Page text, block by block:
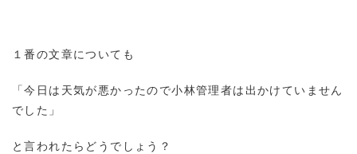
１番の文章についても
「今日は天気が悪かったので小林管理者は出かけていません
でした」
と言われたらどうでしょう？